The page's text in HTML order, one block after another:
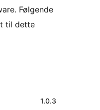
Følgende
til dette
1.0.3